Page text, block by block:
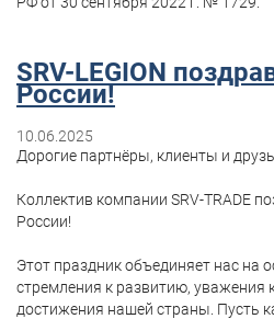
SRV-LEGION
России!
10.06.2025
Дорогие партнёры, клиенты и
Коллектив компании SRV-TRADE
России!
Этот праздник объединяет нас на
стремления к развитию, уважения
достижения нашей страны. Пусть